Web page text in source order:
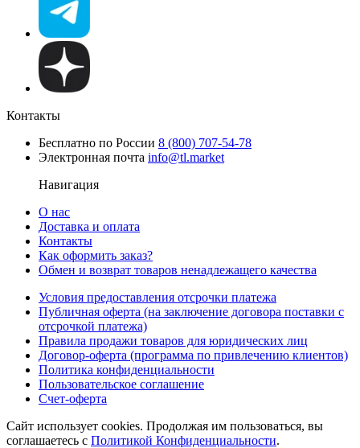
Контакты
Бесплатно по России 8 (800) 707-54-78
Электронная почта info@tl.market
Навигация
О нас
Доставка и оплата
Контакты
Как оформить заказ?
Обмен и возврат товаров ненадлежащего качества
Условия предоставления отсрочки платежа
Публичная оферта (на заключение договора поставки с
отсрочкой платежа)
Правила продажи товаров для юридических лиц
Договор-оферта (программа по привлечению клиентов)
Политика конфиденциальности
Пользовательское соглашение
Счет-оферта
Сайт использует cookies. Продолжая им пользоваться, вы
соглашаетесь c Политикой Конфиденциальности.